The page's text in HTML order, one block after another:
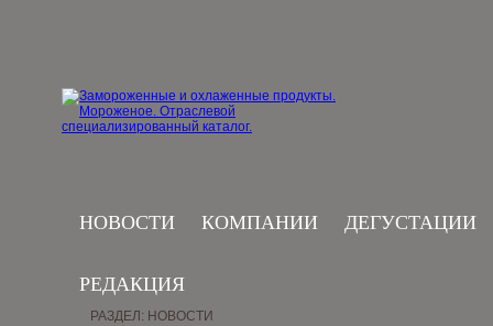
НОВОСТИ КОМПАНИИ ДЕГУСТАЦИИ
РЕДАКЦИЯ
РАЗДЕЛ: НОВОСТИ